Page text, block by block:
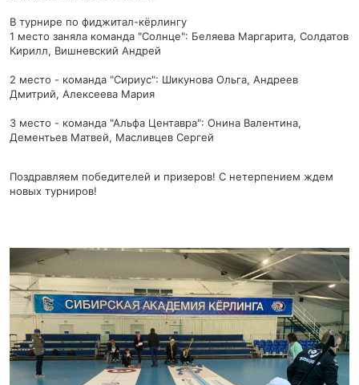
В турнире по фиджитал-кёрлингу
1 место заняла команда "Солнце": Беляева Маргарита, Солдатов
Кирилл, Вишневский Андрей
2 место - команда "Сириус": Шикунова Ольга, Андреев
Дмитрий, Алексеева Мария
3 место - команда "Альфа Центавра": Онина Валентина,
Дементьев Матвей, Масливцев Сергей
Поздравляем победителей и призеров! С нетерпением ждем
новых турниров!